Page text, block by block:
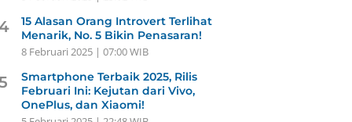
15 Alasan Orang Introvert Terlihat
Menarik, No. 5 Bikin Penasaran!
8 Februari 2025 | 07:00 WIB
Smartphone Terbaik 2025, Rilis
Februari Ini: Kejutan dari Vivo,
OnePlus, dan Xiaomi!